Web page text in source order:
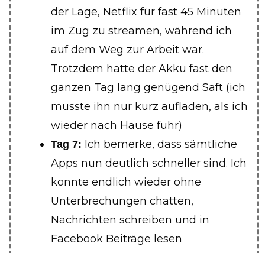
der Lage, Netflix für fast 45 Minuten
im Zug zu streamen, während ich
auf dem Weg zur Arbeit war.
Trotzdem hatte der Akku fast den
ganzen Tag lang genügend Saft (ich
musste ihn nur kurz aufladen, als ich
wieder nach Hause fuhr)
Tag 7: Ich bemerke, dass sämtliche
Apps nun deutlich schneller sind. Ich
konnte endlich wieder ohne
Unterbrechungen chatten,
Nachrichten schreiben und in
Facebook Beiträge lesen